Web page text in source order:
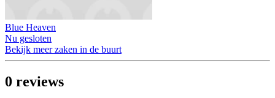
Blue Heaven
Nu gesloten
Bekijk meer zaken in de buurt
0 reviews